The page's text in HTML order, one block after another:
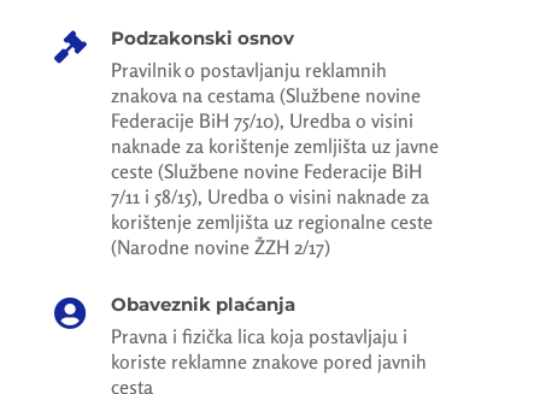
 Podzakonski osnov
Pravilnik o postavljanju reklamnih
znakova na cestama (Službene novine
Federacije BiH 75/10), Uredba o visini
naknade za korištenje zemljišta uz javne
ceste (Službene novine Federacije BiH
7/11 i 58/15), Uredba o visini naknade za
korištenje zemljišta uz regionalne ceste
(Narodne novine ŽZH 2/17)
 Obaveznik plaćanja
Pravna i fizička lica koja postavljaju i
koriste reklamne znakove pored javnih
cesta